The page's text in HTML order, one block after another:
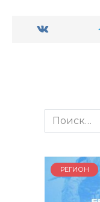
Search
for:
РЕГИОН